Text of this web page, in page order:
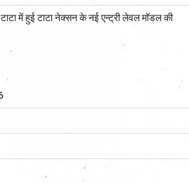
में हुई टाटा नेक्सन के नई एन्ट्री लेवल मॉडल की